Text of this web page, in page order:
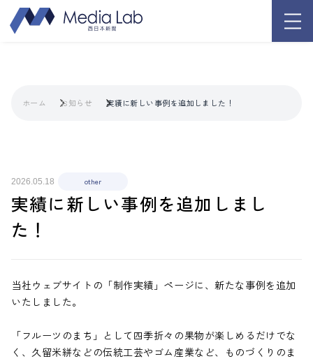
ホーム お知らせ 実績に新しい事例を追加しました！
2026.05.18 other
実績に新しい事例を追加しまし
た！
当社ウェブサイトの「制作実績」ページに、新たな事例を追加
いたしました。
「フルーツのまち」として四季折々の果物が楽しめるだけでな
く、久留米絣などの伝統工芸やゴム産業など、ものづくりのま